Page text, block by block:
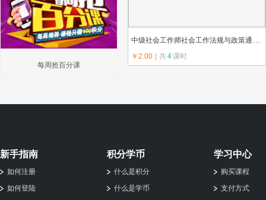
每周抢百分课
￥2.00 共4课时
新手指南
如何注册
如何登陆
积分学币
什么是积分
什么是学币
学习中心
购买课程
支付方式